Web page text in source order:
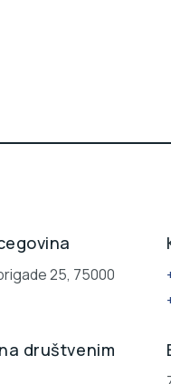
25, 75000
društvenim